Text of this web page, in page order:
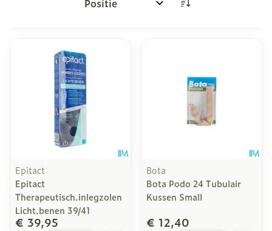
Sorteer op:
Epitact
Epitact
Therapeutisch.inlegzolen
Licht.benen 39/41
€ 39,95
Bota
Bota Podo 24 Tubulair
Kussen Small
€ 12,40